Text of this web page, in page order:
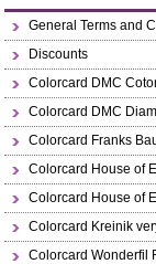
General Terms and
Discounts
Colorcard DMC
Colorcard DMC
Colorcard Franks
Colorcard House of
Colorcard House of
Colorcard Kreinik
Colorcard Wonderfil